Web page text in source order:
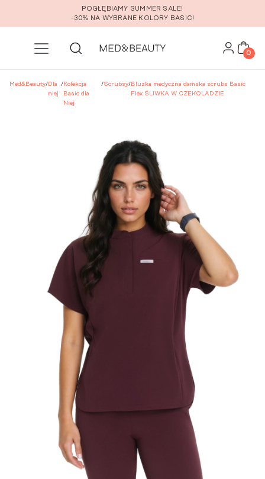
Przejdź do głównej zawartości
POGŁĘBIAMY SUMMER SALE!
-30% NA WYBRANE KOLORY BASIC!
0
Med&Beauty/Dla
niej
/Kolekcja
Basic dla
Niej
/Scrubsy/Bluzka medyczna damska scrubs Basic
Flex ŚLIWKA W CZEKOLADZIE